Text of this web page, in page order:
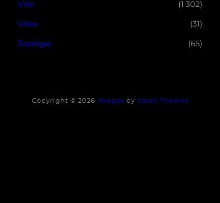
Ville (1 302)
Villes (31)
Zoologie (65)
Copyright © 2026 Images by Catch Themes